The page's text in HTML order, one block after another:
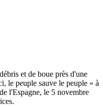
et de boue près d'une
le peuple sauve le peuple » à
l'Espagne, le 5 novembre